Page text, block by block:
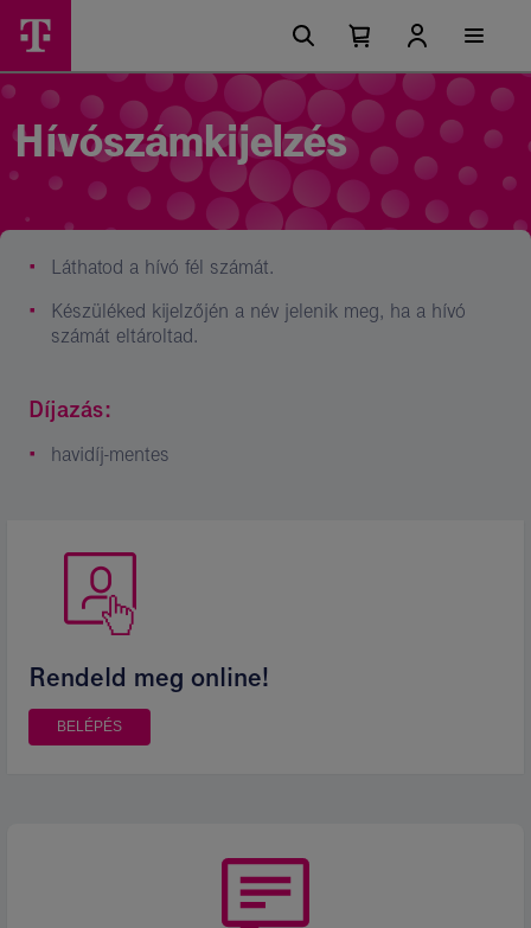
Hívószámkijelzés
mobiltelefonon–
Telekom
lakossági
szolgáltatások
Főmenü
lehetőségek
Kosárban
elemek
száma
0
Kosár
Hívószámkijelzés
Láthatod a hívó fél számát.
Készüléked kijelzőjén a név jelenik meg, ha a hívó
számát eltároltad.
Díjazás:
havidíj-mentes
Rendeld meg online!
BELÉPÉS